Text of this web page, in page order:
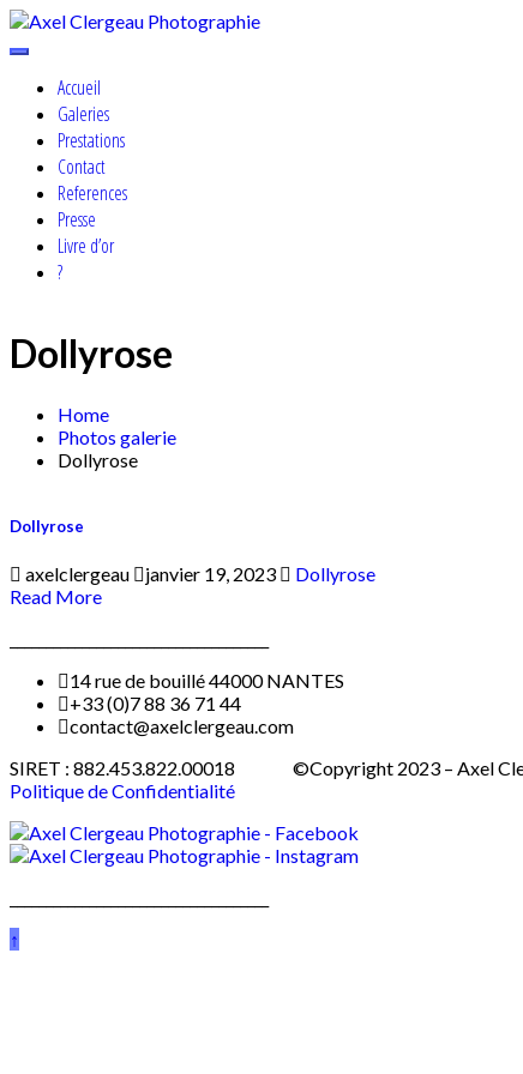
Skip
to
Axel Clergeau Photographie
Cosplay, Portrait & Events Photographer
Accueil
Galeries
Prestations
Contact
References
Presse
Livre d’or
?
Dollyrose
Home
Photos galerie
Dollyrose
Dollyrose
axelclergeau janvier 19, 2023
Dollyrose
Read More
14 rue de bouillé 44000 NANTES
+33 (0)7 88 36 71 44
contact@axelclergeau.com
SIRET : 882.453.822.00018 ©Copyright 2023 – Axel
Politique de Confidentialité
↑